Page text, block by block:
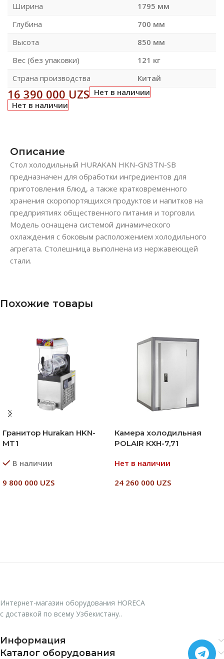
Ширина
1795 мм
Глубина
700 мм
Высота
850 мм
Вес (без упаковки)
121 кг
Страна производства
Китай
16 390 000 UZS Нет в наличии
Нет в наличии
Описание
Стол холодильный HURAKAN HKN-GN3TN-SB
предназначен для обработки ингредиентов для
приготовления блюд, а также кратковременного
хранения скоропортящихся продуктов и напитков на
предприятиях общественного питания и торговли.
Модель оснащена системой динамического
охлаждения с боковым расположением холодильного
агрегата. Столешница выполнена из нержавеющей
стали.
Похожие товары
Гранитор Hurakan HKN-
MT1
В наличии
9 800 000 UZS
Камера холодильная
POLAIR КХН-7,71
Нет в наличии
24 260 000 UZS
Интернет-магазин оборудования HORECA
с доставкой по всему Узбекистану..
Информация
Каталог оборудования